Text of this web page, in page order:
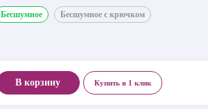
Бесшумное Бесшумное с крючком
В корзину Купить в 1 клик